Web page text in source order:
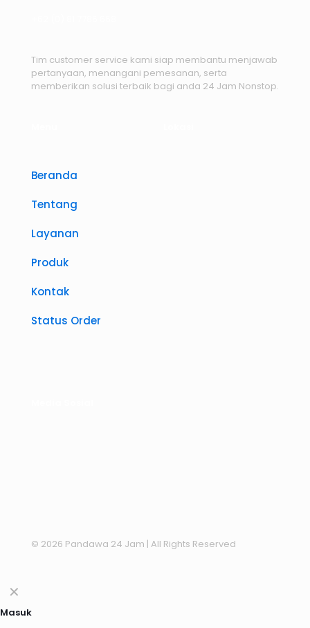
Tim customer service kami siap membantu menjawab
pertanyaan, menangani pemesanan, serta
memberikan solusi terbaik bagi anda 24 Jam Nonstop.
Beranda
Tentang
Layanan
Produk
Kontak
Status Order
© 2026 Pandawa 24 Jam | All Rights Reserved
✕
Masuk